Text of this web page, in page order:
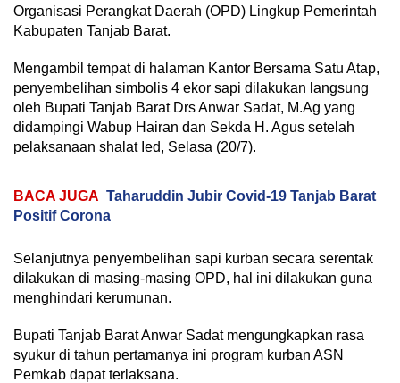
Organisasi Perangkat Daerah (OPD) Lingkup Pemerintah
Kabupaten Tanjab Barat.
Mengambil tempat di halaman Kantor Bersama Satu Atap,
penyembelihan simbolis 4 ekor sapi dilakukan langsung
oleh Bupati Tanjab Barat Drs Anwar Sadat, M.Ag yang
didampingi Wabup Hairan dan Sekda H. Agus setelah
pelaksanaan shalat Ied, Selasa (20/7).
BACA JUGA Taharuddin Jubir Covid-19 Tanjab Barat
Positif Corona
Selanjutnya penyembelihan sapi kurban secara serentak
dilakukan di masing-masing OPD, hal ini dilakukan guna
menghindari kerumunan.
Bupati Tanjab Barat Anwar Sadat mengungkapkan rasa
syukur di tahun pertamanya ini program kurban ASN
Pemkab dapat terlaksana.